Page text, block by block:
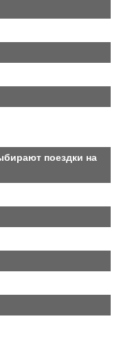
поездки на